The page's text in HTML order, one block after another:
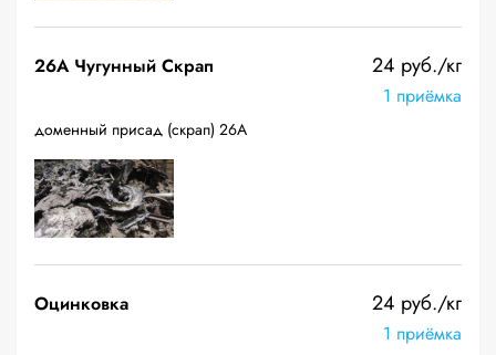
26A Чугунный Скрап 24 руб./кг
1 приёмка
доменный присад (скрап) 26А
Оцинковка 24 руб./кг
1 приёмка